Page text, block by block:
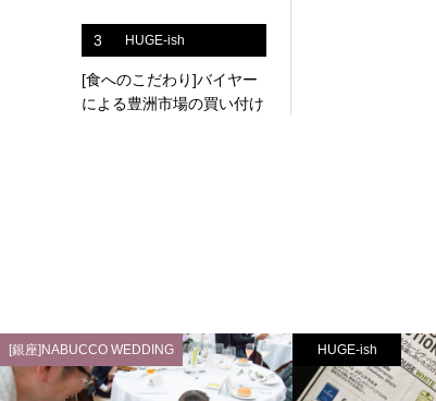
3 HUGE-ish
[食へのこだわり]バイヤー
による豊洲市場の買い付け
[銀座]NABUCCO WEDDING HUGE-ish